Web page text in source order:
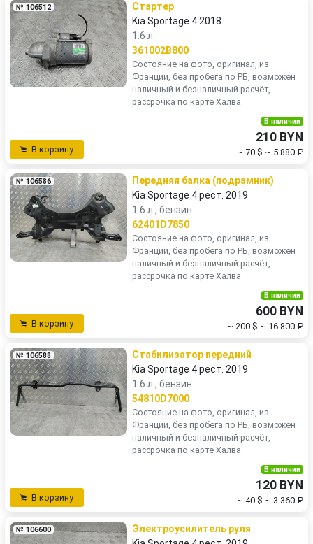
№ 106512
Стартер
Kia Sportage 4 2018
1.6 л.
361002B800
Состояние на фото, оригинал, из
Франции, без пробега по РБ, возможен
наличный и безналичный расчёт,
рассрочка по карте Халва
В корзину
В наличии
210 BYN
~ 70 $ ~ 5 880 ₽
№ 106586
Передняя балка (подрамник)
Kia Sportage 4 рест. 2019
1.6 л., бензин
62401D7850
Состояние на фото, оригинал, из
Франции, без пробега по РБ, возможен
наличный и безналичный расчёт,
рассрочка по карте Халва
В корзину
В наличии
600 BYN
~ 200 $ ~ 16 800 ₽
№ 106588
Стабилизатор передний
Kia Sportage 4 рест. 2019
1.6 л., бензин
54810D7000
Состояние на фото, оригинал, из
Франции, без пробега по РБ, возможен
наличный и безналичный расчёт,
рассрочка по карте Халва
В корзину
В наличии
120 BYN
~ 40 $ ~ 3 360 ₽
№ 106600
Электроусилитель руля